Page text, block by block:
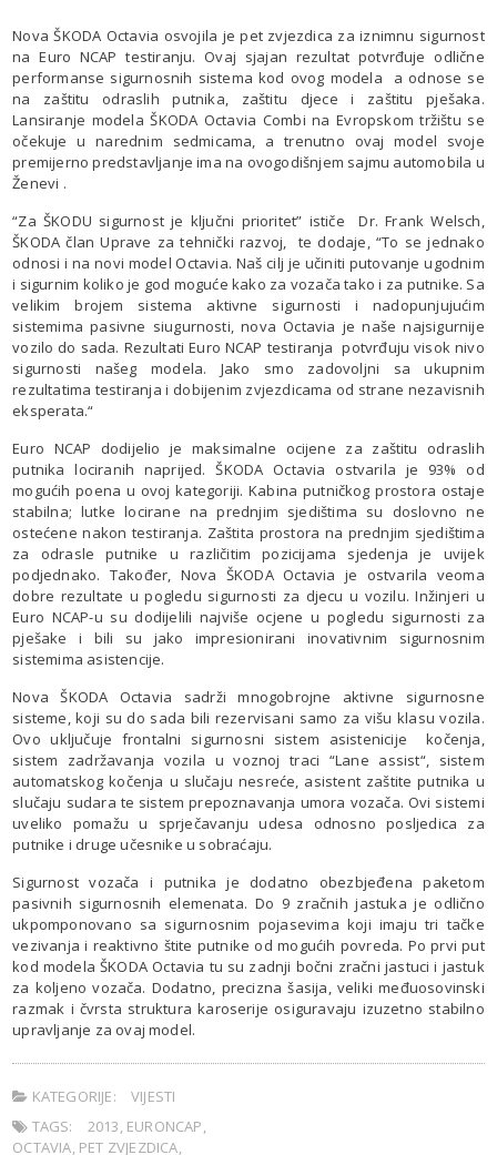
Nova ŠKODA Octavia osvojila je pet zvjezdica za iznimnu sigurnost
na Euro NCAP testiranju. Ovaj sjajan rezultat potvrđuje odlične
performanse sigurnosnih sistema kod ovog modela a odnose se
na zaštitu odraslih putnika, zaštitu djece i zaštitu pješaka.
Lansiranje modela ŠKODA Octavia Combi na Evropskom tržištu se
očekuje u narednim sedmicama, a trenutno ovaj model svoje
premijerno predstavljanje ima na ovogodišnjem sajmu automobila u
Ženevi .
“Za ŠKODU sigurnost je ključni prioritet” ističe Dr. Frank Welsch,
ŠKODA član Uprave za tehnički razvoj, te dodaje, “To se jednako
odnosi i na novi model Octavia. Naš cilj je učiniti putovanje ugodnim
i sigurnim koliko je god moguće kako za vozača tako i za putnike. Sa
velikim brojem sistema aktivne sigurnosti i nadopunjujućim
sistemima pasivne siugurnosti, nova Octavia je naše najsigurnije
vozilo do sada. Rezultati Euro NCAP testiranja potvrđuju visok nivo
sigurnosti našeg modela. Jako smo zadovoljni sa ukupnim
rezultatima testiranja i dobijenim zvjezdicama od strane nezavisnih
eksperata.“
Euro NCAP dodijelio je maksimalne ocijene za zaštitu odraslih
putnika lociranih naprijed. ŠKODA Octavia ostvarila je 93% od
mogućih poena u ovoj kategoriji. Kabina putničkog prostora ostaje
stabilna; lutke locirane na prednjim sjedištima su doslovno ne
ostećene nakon testiranja. Zaštita prostora na prednjim sjedištima
za odrasle putnike u različitim pozicijama sjedenja je uvijek
podjednako. Također, Nova ŠKODA Octavia je ostvarila veoma
dobre rezultate u pogledu sigurnosti za djecu u vozilu. Inžinjeri u
Euro NCAP-u su dodijelili najviše ocjene u pogledu sigurnosti za
pješake i bili su jako impresionirani inovativnim sigurnosnim
sistemima asistencije.
Nova ŠKODA Octavia sadrži mnogobrojne aktivne sigurnosne
sisteme, koji su do sada bili rezervisani samo za višu klasu vozila.
Ovo uključuje frontalni sigurnosni sistem asistenicije kočenja,
sistem zadržavanja vozila u voznoj traci “Lane assist“, sistem
automatskog kočenja u slučaju nesreće, asistent zaštite putnika u
slučaju sudara te sistem prepoznavanja umora vozača. Ovi sistemi
uveliko pomažu u sprječavanju udesa odnosno posljedica za
putnike i druge učesnike u sobraćaju.
Sigurnost vozača i putnika je dodatno obezbjeđena paketom
pasivnih sigurnosnih elemenata. Do 9 zračnih jastuka je odlično
ukpomponovano sa sigurnosnim pojasevima koji imaju tri tačke
vezivanja i reaktivno štite putnike od mogućih povreda. Po prvi put
kod modela ŠKODA Octavia tu su zadnji bočni zračni jastuci i jastuk
za koljeno vozača. Dodatno, precizna šasija, veliki međuosovinski
razmak i čvrsta struktura karoserije osiguravaju izuzetno stabilno
upravljanje za ovaj model.
KATEGORIJE:
VIJESTI
TAGS:
2013, EURONCAP,
OCTAVIA, PET ZVJEZDICA,